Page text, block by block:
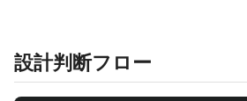
設計判断フロー